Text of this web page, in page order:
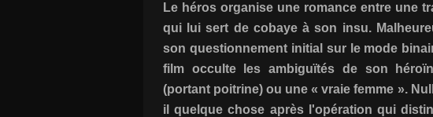
Le héros organise une romance entre une
qui lui sert de cobaye à son insu.
son questionnement initial sur le mode
film occulte les ambiguïtés de son
(portant poitrine) ou une « vraie femme ».
il quelque chose après l'opération qui